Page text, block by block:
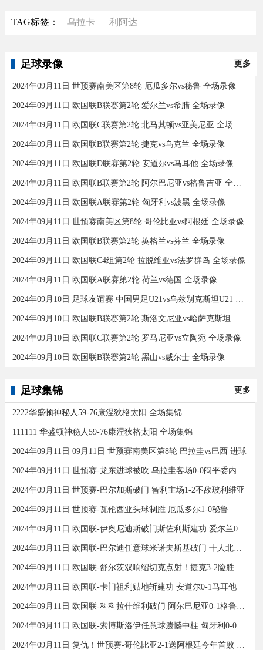
TAG标签： 乌拉卡 利阿达
足球录像 更多
2024年09月11日 世预赛南美区第8轮 厄瓜多尔vs秘鲁 全场录像
2024年09月11日 欧国联B联赛第2轮 爱尔兰vs希腊 全场录像
2024年09月11日 欧国联C联赛第2轮 北马其顿vs亚美尼亚 全场录像
2024年09月11日 欧国联B联赛第2轮 捷克vs乌克兰 全场录像
2024年09月11日 欧国联D联赛第2轮 安道尔vs马耳他 全场录像
2024年09月11日 欧国联B联赛第2轮 阿尔巴尼亚vs格鲁吉亚 全场录像
2024年09月11日 欧国联A联赛第2轮 匈牙利vs波黑 全场录像
2024年09月11日 世预赛南美区第8轮 哥伦比亚vs阿根廷 全场录像
2024年09月11日 欧国联B联赛第2轮 英格兰vs芬兰 全场录像
2024年09月11日 欧国联C4组第2轮 拉脱维亚vs法罗群岛 全场录像
2024年09月11日 欧国联A联赛第2轮 荷兰vs德国 全场录像
2024年09月10日 足球友谊赛 中国男足U21vs乌兹别克斯坦U21 全场录像
2024年09月10日 欧国联B联赛第2轮 斯洛文尼亚vs哈萨克斯坦 全场录像
2024年09月10日 欧国联C联赛第2轮 罗马尼亚vs立陶宛 全场录像
2024年09月10日 欧国联B联赛第2轮 黑山vs威尔士 全场录像
足球集锦 更多
2222华盛顿神秘人59-76康涅狄格太阳 全场集锦
111111 华盛顿神秘人59-76康涅狄格太阳 全场集锦
2024年09月11日 09月11日 世预赛南美区第8轮 巴拉圭vs巴西 进球
2024年09月11日 世预赛-龙东进球被吹 乌拉圭客场0-0闷平委内瑞拉
2024年09月11日 世预赛-巴尔加斯破门 智利主场1-2不敌玻利维亚
2024年09月11日 世预赛-瓦伦西亚头球制胜 厄瓜多尔1-0秘鲁
2024年09月11日 欧国联-伊奥尼迪斯破门斯佐利斯建功 爱尔兰0-2希腊
2024年09月11日 欧国联-巴尔迪任意球米诺夫斯基破门 十人北马其顿2-0亚美尼亚
2024年09月11日 欧国联-舒尔茨双响绍切克点射！捷克3-2险胜乌克兰
2024年09月11日 欧国联-卡门祖利贴地斩建功 安道尔0-1马耳他
2024年09月11日 欧国联-科科拉什维利破门 阿尔巴尼亚0-1格鲁吉亚
2024年09月11日 欧国联-索博斯洛伊任意球遗憾中柱 匈牙利0-0战平波黑
2024年09月11日 复仇！世预赛-哥伦比亚2-1送阿根廷今年首败 J罗传射奥塔门迪送点